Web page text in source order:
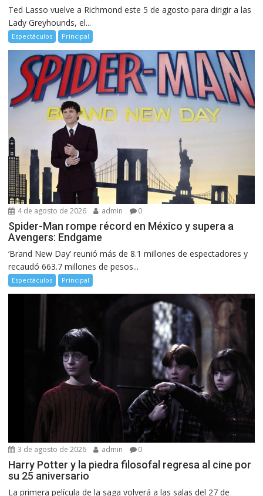
Ted Lasso vuelve a Richmond este 5 de agosto para dirigir a las
Lady Greyhounds, el...
Espectáculos Principal
4 de agosto de 2026 admin 0
Spider-Man rompe récord en México y supera a
Avengers: Endgame
‘Brand New Day’ reunió más de 8.1 millones de espectadores y
recaudó 663.7 millones de pesos...
Espectáculos Principal
3 de agosto de 2026 admin 0
Harry Potter y la piedra filosofal regresa al cine por
su 25 aniversario
La primera película de la saga volverá a las salas del 27 de